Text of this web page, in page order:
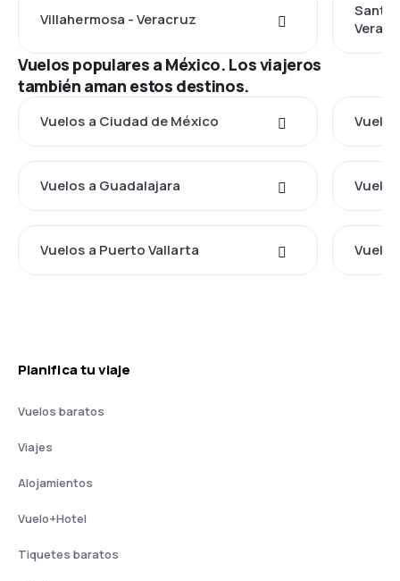
Villahermosa - Veracruz
Vuelos populares a México. Los viajeros
también aman estos destinos.
Vuelos a Ciudad de México
Vuelos a Guadalajara
Vuelos a Puerto Vallarta
Planifica tu viaje
Vuelos baratos
Viajes
Alojamientos
Vuelo+Hotel
Tiquetes baratos